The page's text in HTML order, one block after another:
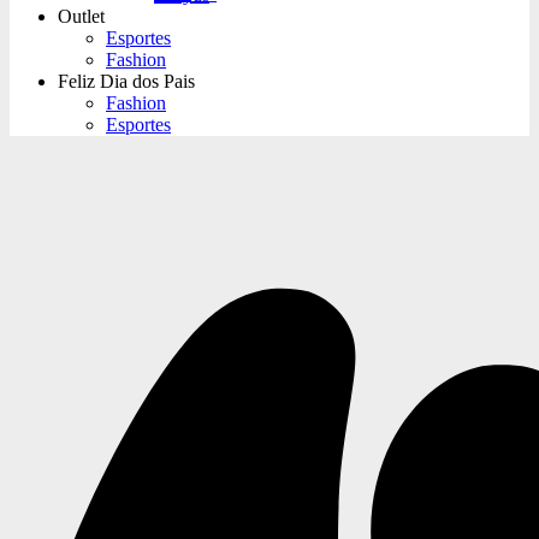
Outlet
Esportes
Fashion
Feliz Dia dos Pais
Fashion
Esportes